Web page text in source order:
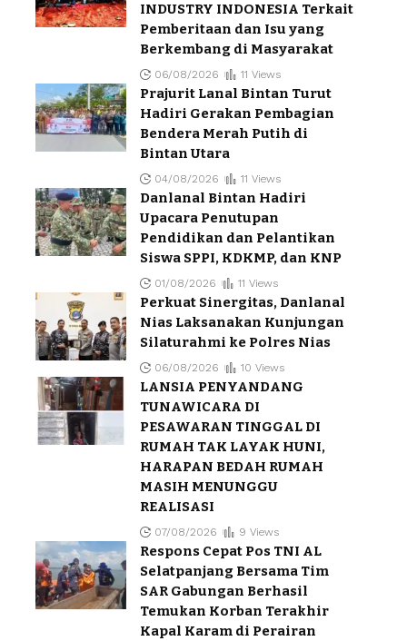
INDUSTRY INDONESIA Terkait
Pemberitaan dan Isu yang
Berkembang di Masyarakat
06/08/2026 11 Views
Prajurit Lanal Bintan Turut
Hadiri Gerakan Pembagian
Bendera Merah Putih di
Bintan Utara
04/08/2026 11 Views
Danlanal Bintan Hadiri
Upacara Penutupan
Pendidikan dan Pelantikan
Siswa SPPI, KDKMP, dan KNP
01/08/2026 11 Views
Perkuat Sinergitas, Danlanal
Nias Laksanakan Kunjungan
Silaturahmi ke Polres Nias
06/08/2026 10 Views
LANSIA PENYANDANG
TUNAWICARA DI
PESAWARAN TINGGAL DI
RUMAH TAK LAYAK HUNI,
HARAPAN BEDAH RUMAH
MASIH MENUNGGU
REALISASI
07/08/2026 9 Views
Respons Cepat Pos TNI AL
Selatpanjang Bersama Tim
SAR Gabungan Berhasil
Temukan Korban Terakhir
Kapal Karam di Perairan